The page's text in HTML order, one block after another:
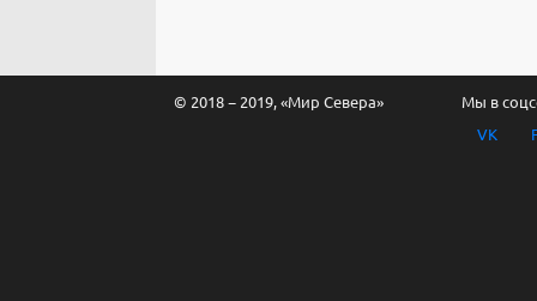
© 2018 − 2019, «Мир Севера»
Мы в
VK